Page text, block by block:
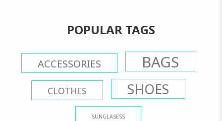
POPULAR TAGS
ACCESSORIES BAGS
CLOTHES SHOES
SUNGLASESS